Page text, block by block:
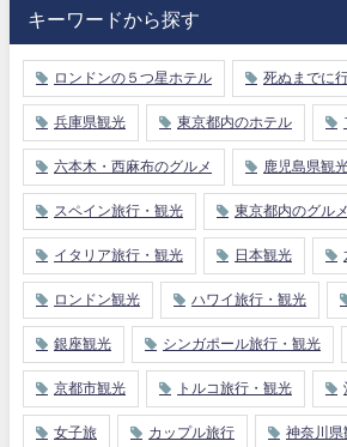
キーワードから探す
ロンドンの５つ星ホテル 死ぬまでに
兵庫県観光 東京都内のホテル
六本木・西麻布のグルメ 鹿児島県観
スペイン旅行・観光 東京都内のグルメ
イタリア旅行・観光 日本観光
ロンドン観光 ハワイ旅行・観光
銀座観光 シンガポール旅行・観光
京都市観光 トルコ旅行・観光
女子旅 カップル旅行 神奈川県